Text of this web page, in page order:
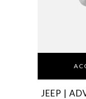
JEEP |